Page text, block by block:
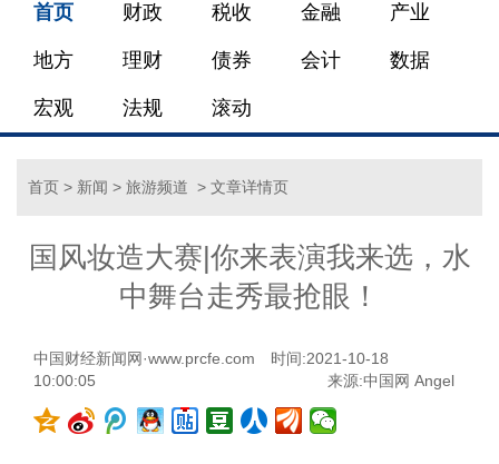
首页 财政 税收 金融 产业
地方 理财 债券 会计 数据
宏观 法规 滚动
首页 > 新闻 > 旅游频道 > 文章详情页
国风妆造大赛|你来表演我来选，水
中舞台走秀最抢眼！
中国财经新闻网·www.prcfe.com
时间:2021-10-18
10:00:05
来源:中国网 Angel